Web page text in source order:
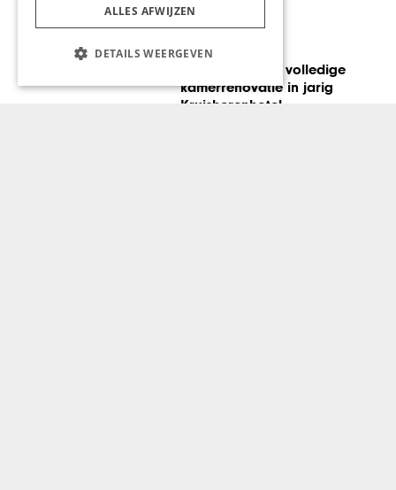
GASTRONOMIE
Nieuwe chef en volledige
kamerrenovatie in jarig
Kruisherenhotel
ALLES AFWIJZEN
DETAILS WEERGEVEN